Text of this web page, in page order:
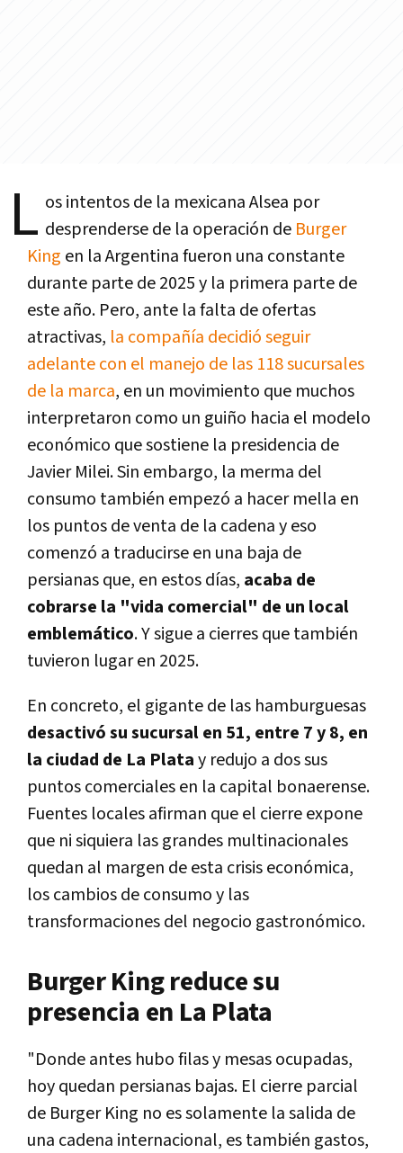
L os intentos de la mexicana Alsea por
desprenderse de la operación de Burger
King en la Argentina fueron una constante
durante parte de 2025 y la primera parte de
este año. Pero, ante la falta de ofertas
atractivas, la compañía decidió seguir
adelante con el manejo de las 118 sucursales
de la marca, en un movimiento que muchos
interpretaron como un guiño hacia el modelo
económico que sostiene la presidencia de
Javier Milei. Sin embargo, la merma del
consumo también empezó a hacer mella en
los puntos de venta de la cadena y eso
comenzó a traducirse en una baja de
persianas que, en estos días, acaba de
cobrarse la "vida comercial" de un local
emblemático. Y sigue a cierres que también
tuvieron lugar en 2025.
En concreto, el gigante de las hamburguesas
desactivó su sucursal en 51, entre 7 y 8, en
la ciudad de La Platay redujo a dos sus
puntos comerciales en la capital bonaerense.
Fuentes locales afirman que el cierre expone
que ni siquiera las grandes multinacionales
quedan al margen de esta crisis económica,
los cambios de consumo y las
transformaciones del negocio gastronómico.
Burger King reduce su
presencia en La Plata
"Donde antes hubo filas y mesas ocupadas,
hoy quedan persianas bajas. El cierre parcial
de Burger King no es solamente la salida de
una cadena internacional, es también gastos,